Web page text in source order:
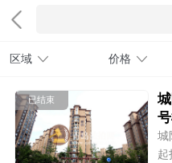
区域 价格
已结束
城
起